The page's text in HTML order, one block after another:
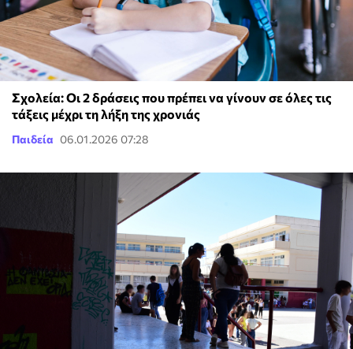
Σχολεία: Οι 2 δράσεις που πρέπει να γίνουν σε όλες τις
τάξεις μέχρι τη λήξη της χρονιάς
Παιδεία 06.01.2026 07:28